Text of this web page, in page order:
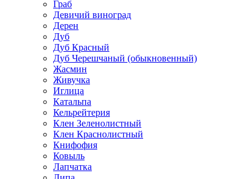
Граб
Девичий виноград
Дерен
Дуб
Дуб Красный
Дуб Черешчаный (обыкновенный)
Жасмин
Живучка
Иглица
Катальпа
Кельрейтерия
Клен Зеленолистный
Клен Краснолистный
Книфофия
Ковыль
Лапчатка